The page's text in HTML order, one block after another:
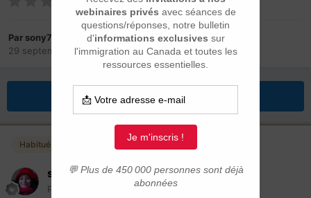
Par sony75
29 septembre 2025dans Québec
Répondre à ce sujet
Habitués
sony75
Posté(e) 29 septembre 2025